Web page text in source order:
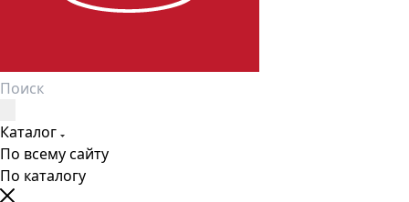
Каталог
По всему сайту
По каталогу